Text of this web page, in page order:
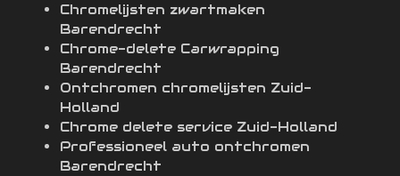
Chromelijsten zwartmaken
Barendrecht
Chrome-delete Carwrapping
Barendrecht
Ontchromen chromelijsten Zuid-
Holland
Chrome delete service Zuid-Holland
Professioneel auto ontchromen
Barendrecht